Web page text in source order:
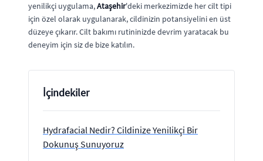
yenilikçi uygulama,Ataşehir'deki merkezimizde her cilt tipi
için özel olarak uygulanarak, cildinizin potansiyelini en üst
düzeye çıkarır. Cilt bakımı rutininizde devrim yaratacak bu
deneyim için siz de bize katılın.
İçindekiler
Hydrafacial Nedir? Cildinize Yenilikçi Bir
Dokunuş Sunuyoruz